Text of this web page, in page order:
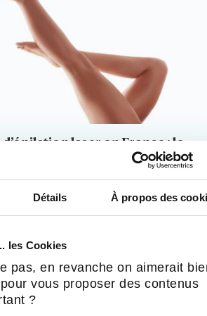
Détails À propos des
les Cookies
pas, en revanche on aimerait
vous proposer des contenus
?
laser en France : le
été aussi accessible. Depuis le
du 24 mai 2024, cette activité
et infirmiers formés peuvent
Réseaux, Secteurs, Se